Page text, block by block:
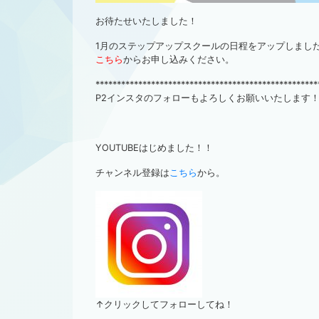
お待たせいたしました！
1月のステップアップスクールの日程をアップしまし
こちらからお申し込みください。
P2インスタのフォローもよろしくお願いいたします！
YOUTUBEはじめました！！
チャンネル登録は こちらから。
↑クリックしてフォローしてね！